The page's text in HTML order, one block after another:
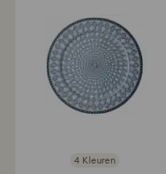
4 Kleuren